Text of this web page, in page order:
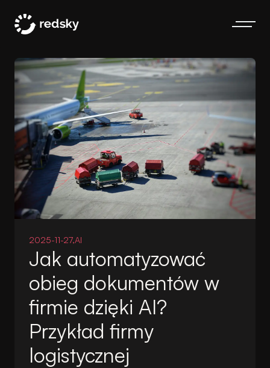
2025-11-27,AI
Jak automatyzować
obieg dokumentów w
firmie dzięki AI?
Przykład firmy
logistycznej